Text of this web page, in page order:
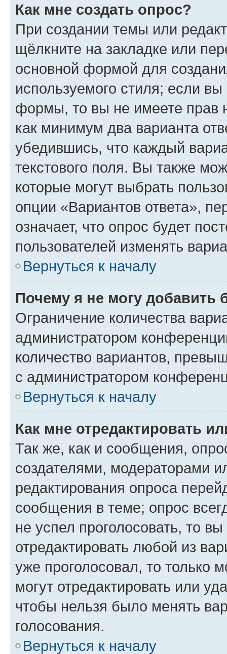
Как мне создать опрос?
При создании темы или
щёлкните на закладке или
основной формой для
используемого стиля; если
формы, то вы не имеете прав
как минимум два варианта
убедившись, что каждый
текстового поля. Вы также
которые могут выбрать
опции «Вариантов ответа»,
означает, что опрос будет
пользователей изменять
Вернуться к началу
Почему я не могу добавить
Ограничение количества
администратором
количество вариантов,
с администратором
Вернуться к началу
Как мне отредактировать
Так же, как и сообщения,
создателями, модераторами
редактирования опроса
сообщения в теме; опрос
не успел проголосовать, то
отредактировать любой из
уже проголосовал, то только
могут отредактировать или
чтобы нельзя было менять
голосования.
Вернуться к началу